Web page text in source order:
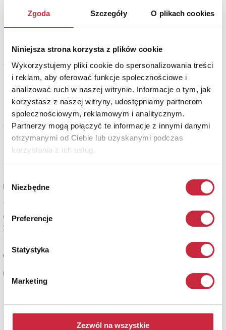
Zgoda Szczegóły O plikach cookies
Niniejsza strona korzysta z plików cookie
Wykorzystujemy pliki cookie do spersonalizowania treści
i reklam, aby oferować funkcje społecznościowe i
analizować ruch w naszej witrynie. Informacje o tym, jak
korzystasz z naszej witryny, udostępniamy partnerom
społecznościowym, reklamowym i analitycznym.
Partnerzy mogą połączyć te informacje z innymi danymi
otrzymanymi od Ciebie lub uzyskanymi podczas
korzystania z ich usług.
zgody
Niezbędne
Preferencje
Statystyka
Marketing
Zezwól na wszystkie
rzeźba
17.06.2026
328 Aukcja Rzemiosła
Artystycznego i Antyków
Środa, godz. 19:00
18.06.2026
142. Aukcja Sztuki
Współczesnej
Czwartek, godz. 18:00
lipiec
13.07.2026
do
21.08.2026
wrzesień
02.09.2026
329 Aukcja Sztuki Dawnej -
Malarstwo, rysunek, grafika,